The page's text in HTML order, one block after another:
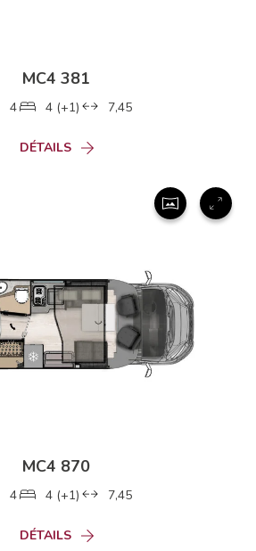
MC4 381
4 4 (+1) 7,45
DÉTAILS
MC4 870
4 4 (+1) 7,45
DÉTAILS